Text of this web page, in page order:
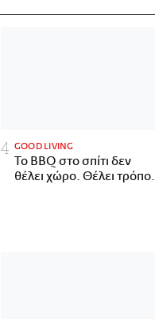
GOOD LIVING
Το BBQ στο σπίτι δεν
θέλει χώρο. Θέλει τρόπο.